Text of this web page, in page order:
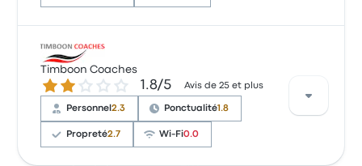
Sur un total de 3 avis, la compagnie a reçu la note de
2.3 étoiles sur Busbud. Les voyageurs ont été conquis
par le personnel et les prises électriques, mais ils se
sont souvent plaints concernant le rapport qualité-
commencer à 274 $
Timboon Coaches
1.8 sur 5 étoiles 1.8/5 Avis de 25 et plus
Personnel2.3 Ponctualité1.8
Propreté2.7 Wi-Fi0.0